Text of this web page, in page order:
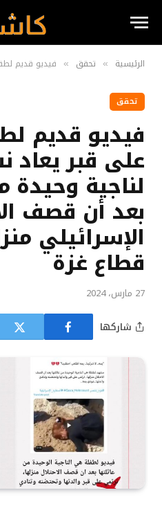
الرئيسية » تحقق » فيديو قديم لطفلة تبكي على قبر يعاد
تحقق
فيديو قديم
على قبر يعاد
لناجية وحيدة
بعد أن قصف
الإسرائيلي
قطاع غزة
27 مارس، 2024
شاركها